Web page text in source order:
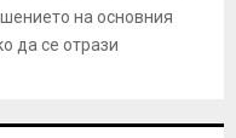
на основния
да се отрази